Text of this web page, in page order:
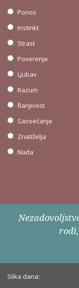
Ponos
Instinkt
Strast
Poverenje
Ljubav
Razum
Ranjivost
Saosećanje
Znatiželja
Nada
Slika dana: